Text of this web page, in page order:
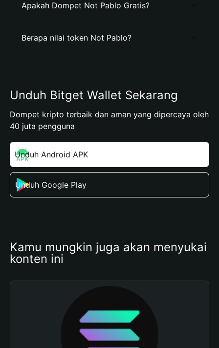
Apakah Dompet Not Pablo Gratis?
Berapa nilai token Not Pablo?
Unduh Bitget Wallet Sekarang
Dompet kripto terbaik dan aman yang dipercaya oleh
40 juta pengguna
Unduh Android APK
Unduh Google Play
Kamu mungkin juga akan menyukai
konten ini